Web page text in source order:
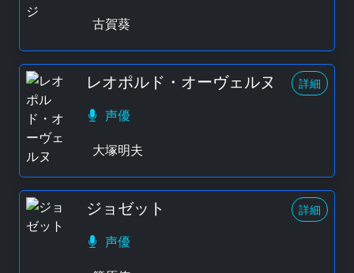
古賀葵
レオポルド・オーヴェルヌ 詳細
声優
大塚明夫
ジョゼット 詳細
声優